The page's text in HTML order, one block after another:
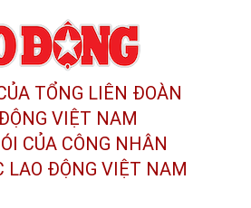
TỔNG LIÊN ĐOÀN
VIỆT NAM
CỦA CÔNG NHÂN
LAO ĐỘNG VIỆT NAM